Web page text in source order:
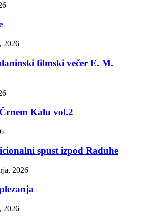
2026
filmski večer E. M.
Kalu vol.2
spust izpod Raduhe
2026
2026